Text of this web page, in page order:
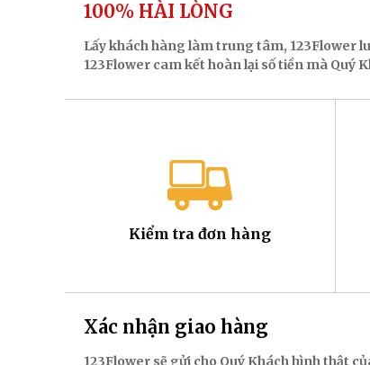
100% HÀI LÒNG
Lấy khách hàng làm trung tâm, 123Flower
123Flower cam kết hoàn lại số tiền mà Quý
Kiểm tra đơn hàng
Xác nhận giao hàng
123Flower sẽ gửi cho Quý Khách hình thật